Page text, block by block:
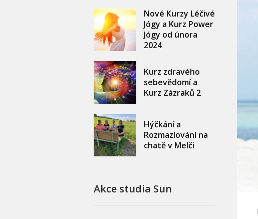
Nové Kurzy Léčivé
Jógy a Kurz Power
Jógy od února
2024
Kurz zdravého
sebevědomí a
Kurz Zázraků 2
Hýčkání a
Rozmazlování na
chatě v Melči
Akce studia Sun